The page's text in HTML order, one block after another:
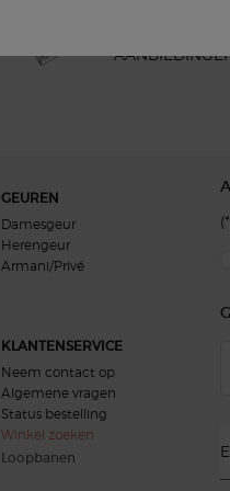
GEUREN
Damesgeur
Herengeur
Armani/Privé
KLANTENSERVICE
Neem contact op
Algemene vragen
Status bestelling
Winkel zoeken
Loopbanen